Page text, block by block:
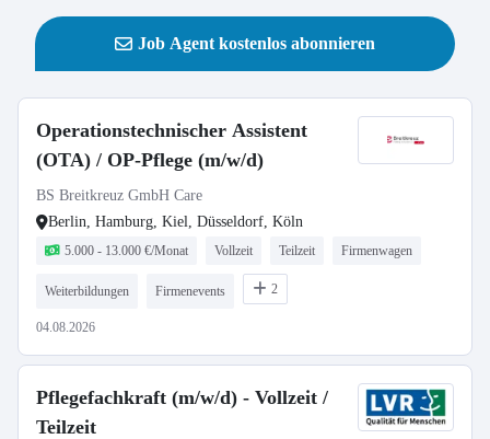
Job Agent kostenlos abonnieren
Operationstechnischer Assistent
(OTA) / OP-Pflege (m/w/d)
BS Breitkreuz GmbH Care
Berlin, Hamburg, Kiel, Düsseldorf, Köln
5.000 - 13.000 €/Monat Vollzeit Teilzeit Firmenwagen
Weiterbildungen Firmenevents 2
04.08.2026
Pflegefachkraft (m/w/d) - Vollzeit /
Teilzeit